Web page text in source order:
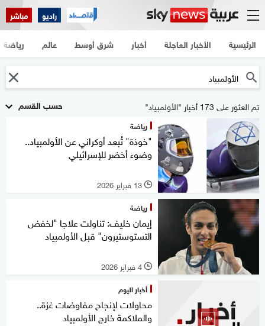
راديو مباشر
الرئيسية الأخبار العاجلة أخبار شرق أوسط عالم رياضة
حسب القسم تم العثور على 173 أخبار "الأولمبياد"
رياضة
"خوذة" تُبعد أوكراني عن الأولمبياد..
وضوء أخضر للإسرائيلي
l 13 فبراير 2026
رياضة
إيمان خليف: تناولت علاجا "لخفض
التستوستيرون" قبل الأولمبياد
l 4 فبراير 2026
أخبار اليوم
محاولات لإنجاح مفاوضات غزة..
والملاكمة خارج الأولمبياد